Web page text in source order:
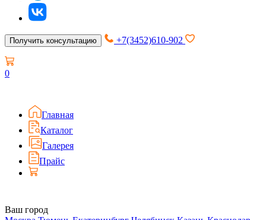
Получить консультацию +7(3452)610-902
0
Главная
Каталог
Галерея
Прайс
Ваш город